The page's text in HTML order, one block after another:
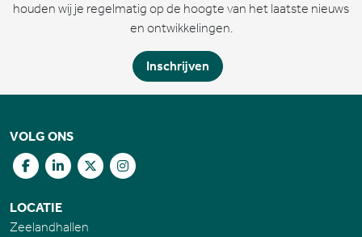
houden wij je regelmatig op de hoogte van het laatste nieuws
en ontwikkelingen.
Inschrijven
VOLG ONS
LOCATIE
Zeelandhallen